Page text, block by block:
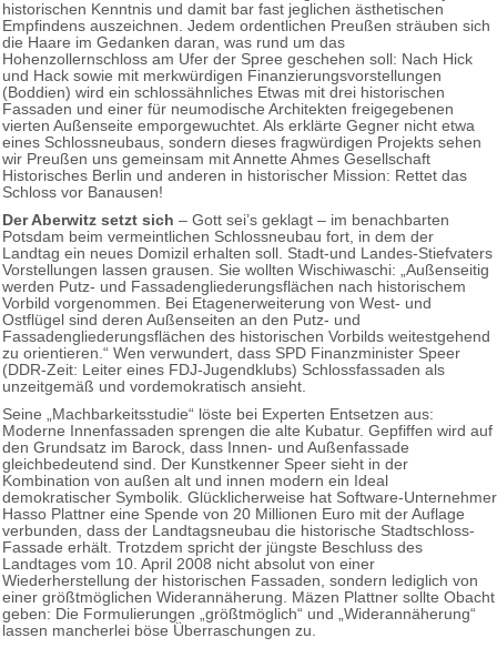
historischen Kenntnis und damit bar fast jeglichen ästhetischen
Empfindens auszeichnen. Jedem ordentlichen Preußen sträuben sich
die Haare im Gedanken daran, was rund um das
Hohenzollernschloss am Ufer der Spree geschehen soll: Nach Hick
und Hack sowie mit merkwürdigen Finanzierungsvorstellungen
(Boddien) wird ein schlossähnliches Etwas mit drei historischen
Fassaden und einer für neumodische Architekten freigegebenen
vierten Außenseite emporgewuchtet. Als erklärte Gegner nicht etwa
eines Schlossneubaus, sondern dieses fragwürdigen Projekts sehen
wir Preußen uns gemeinsam mit Annette Ahmes Gesellschaft
Historisches Berlin und anderen in historischer Mission: Rettet das
Schloss vor Banausen!
Der Aberwitz setzt sich – Gott sei’s geklagt – im benachbarten
Potsdam beim vermeintlichen Schlossneubau fort, in dem der
Landtag ein neues Domizil erhalten soll. Stadt-und Landes-Stiefvaters
Vorstellungen lassen grausen. Sie wollten Wischiwaschi: „Außenseitig
werden Putz- und Fassadengliederungsflächen nach historischem
Vorbild vorgenommen. Bei Etagenerweiterung von West- und
Ostflügel sind deren Außenseiten an den Putz- und
Fassadengliederungsflächen des historischen Vorbilds weitestgehend
zu orientieren.“ Wen verwundert, dass SPD Finanzminister Speer
(DDR-Zeit: Leiter eines FDJ-Jugendklubs) Schlossfassaden als
unzeitgemäß und vordemokratisch ansieht.
Seine „Machbarkeitsstudie“ löste bei Experten Entsetzen aus:
Moderne Innenfassaden sprengen die alte Kubatur. Gepfiffen wird auf
den Grundsatz im Barock, dass Innen- und Außenfassade
gleichbedeutend sind. Der Kunstkenner Speer sieht in der
Kombination von außen alt und innen modern ein Ideal
demokratischer Symbolik. Glücklicherweise hat Software-Unternehmer
Hasso Plattner eine Spende von 20 Millionen Euro mit der Auflage
verbunden, dass der Landtagsneubau die historische Stadtschloss-
Fassade erhält. Trotzdem spricht der jüngste Beschluss des
Landtages vom 10. April 2008 nicht absolut von einer
Wiederherstellung der historischen Fassaden, sondern lediglich von
einer größtmöglichen Widerannäherung. Mäzen Plattner sollte Obacht
geben: Die Formulierungen „größtmöglich“ und „Widerannäherung“
lassen mancherlei böse Überraschungen zu.